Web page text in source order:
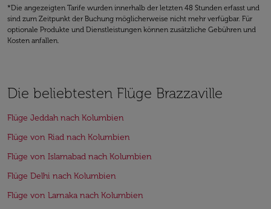
*Die angezeigten Tarife wurden innerhalb der letzten 48 Stunden erfasst und
sind zum Zeitpunkt der Buchung möglicherweise nicht mehr verfügbar. Für
optionale Produkte und Dienstleistungen können zusätzliche Gebühren und
Kosten anfallen.
Die beliebtesten Flüge Brazzaville
Flüge Jeddah nach Kolumbien
Flüge von Riad nach Kolumbien
Flüge von Islamabad nach Kolumbien
Flüge Delhi nach Kolumbien
Flüge von Larnaka nach Kolumbien